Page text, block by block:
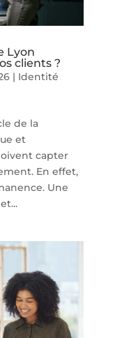
Lyon
clients ?
| Identité
de la
et
capter
En effet,
Une